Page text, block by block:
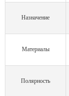
Назначение
Материалы
Полярность